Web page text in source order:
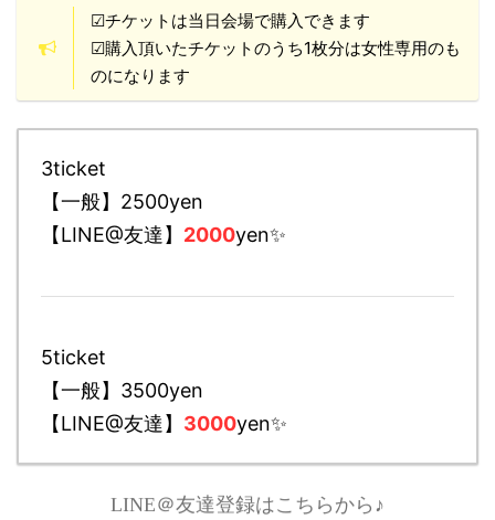
☑チケットは当日会場で購入できます
☑購入頂いたチケットのうち1枚分は女性専用のも
のになります
3ticket
【一般】2500yen
【LINE@友達】 2000yen✨
5ticket
【一般】3500yen
【LINE@友達】 3000yen✨
LINE＠友達登録はこちらから♪